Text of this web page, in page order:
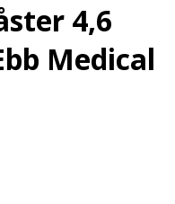
4,6
Medical